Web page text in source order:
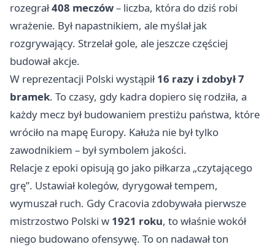
rozegrał408 meczów– liczba, która do dziś robi
wrażenie. Był napastnikiem, ale myślał jak
rozgrywający. Strzelał gole, ale jeszcze częściej
budował akcje.
W reprezentacji Polski wystąpił16 razy i zdobył 7
bramek. To czasy, gdy kadra dopiero się rodziła, a
każdy mecz był budowaniem prestiżu państwa, które
wróciło na mapę Europy. Kałuża nie był tylko
zawodnikiem – był symbolem jakości.
Relacje z epoki opisują go jako piłkarza „czytającego
grę”. Ustawiał kolegów, dyrygował tempem,
wymuszał ruch. Gdy Cracovia zdobywała pierwsze
mistrzostwo Polski w 1921 roku, to właśnie wokół
niego budowano ofensywę. To on nadawał ton